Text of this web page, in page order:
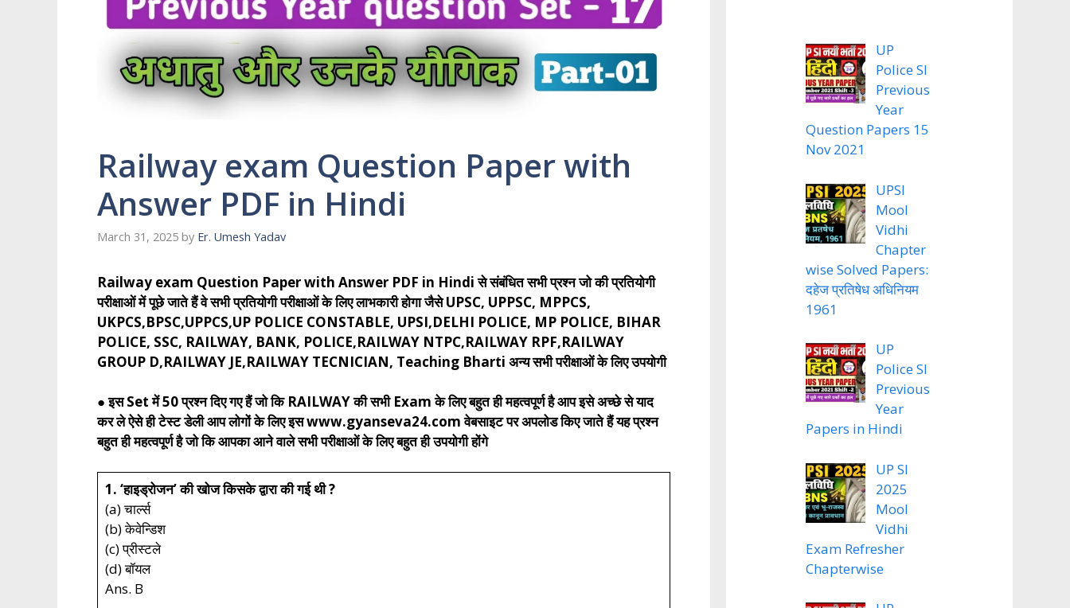
Railway exam Question Paper with
Answer PDF in Hindi
March 31, 2025 by Er. Umesh Yadav
Railway exam Question Paper with Answer PDF in Hindi से संबंधित सभी प्रश्न जो की प्रतियोगी
परीक्षाओं में पूछे जाते हैं वे सभी प्रतियोगी परीक्षाओं के लिए लाभकारी होगा जैसे UPSC, UPPSC, MPPCS,
UKPCS,BPSC,UPPCS,UP POLICE CONSTABLE, UPSI,DELHI POLICE, MP POLICE, BIHAR
POLICE, SSC, RAILWAY, BANK, POLICE,RAILWAY NTPC,RAILWAY RPF,RAILWAY
GROUP D,RAILWAY JE,RAILWAY TECNICIAN, Teaching Bharti अन्य सभी परीक्षाओं के लिए उपयोगी
● इस Set में 50 प्रश्न दिए गए हैं जो कि RAILWAY की सभी Exam के लिए बहुत ही महत्वपूर्ण है आप इसे अच्छे से याद
कर ले ऐसे ही टेस्ट डेली आप लोगों के लिए इस www.gyanseva24.com वेबसाइट पर अपलोड किए जाते हैं यह प्रश्न
बहुत ही महत्वपूर्ण है जो कि आपका आने वाले सभी परीक्षाओं के लिए बहुत ही उपयोगी होंगे
1. ‘हाइड्रोजन’ की खोज किसके द्वारा की गई थी ?
(a) चार्ल्स
(b) केवेन्डिश
(c) प्रीस्टले
(d) बॉयल
Ans. B
UP
Police SI
Previous
Year
Question Papers 15
Nov 2021
UPSI
Mool
Vidhi
Chapter
wise Solved Papers:
दहेज प्रतिषेध अधिनियम
1961
UP
Police SI
Previous
Year
Papers in Hindi
UP SI
2025
Mool
Vidhi
Exam Refresher
Chapterwise